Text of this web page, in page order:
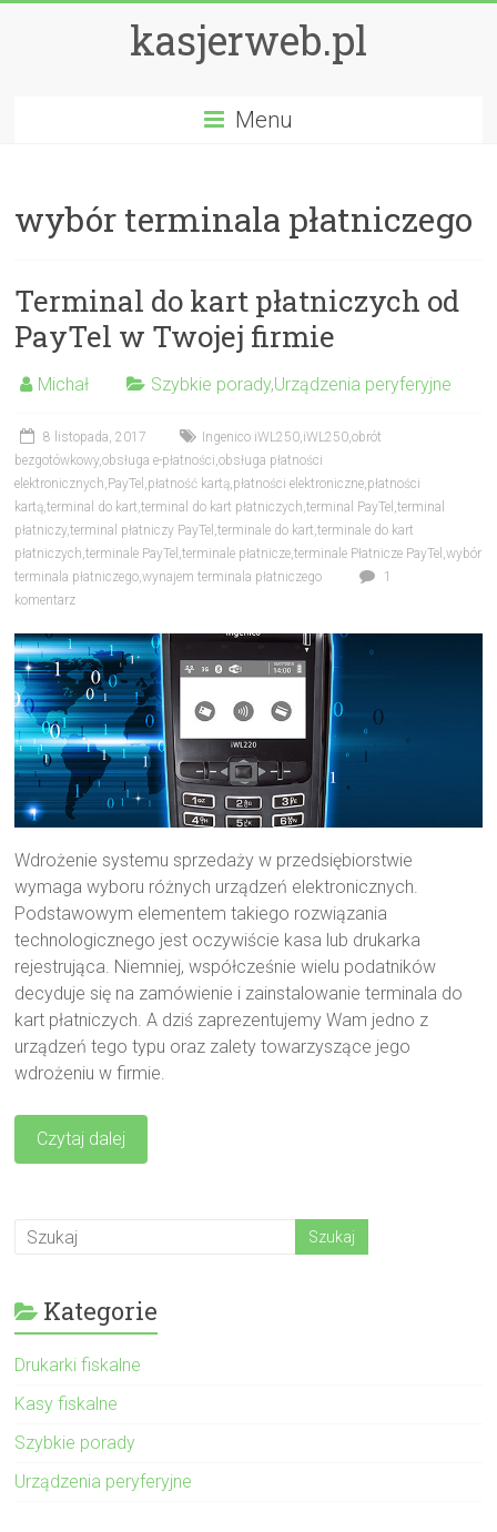
kasjerweb.pl
Menu
wybór terminala płatniczego
Terminal do kart płatniczych od
PayTel w Twojej firmie
Michał Szybkie porady,Urządzenia peryferyjne
8 listopada, 2017 Ingenico iWL250,iWL250,obrót
bezgotówkowy,obsługa e-płatności,obsługa płatności
elektronicznych, PayTel ,płatność kartą,płatności elektroniczne,płatności
kartą,terminal do kart,terminal do kart płatniczych,terminal PayTel ,terminal
płatniczy,terminal płatniczy PayTel ,terminale do kart,terminale do kart
płatniczych,terminale PayTel ,terminale płatnicze,terminale Płatnicze PayTel ,wybór
terminala płatniczego,wynajem terminala płatniczego
1
komentarz
Wdrożenie systemu sprzedaży w przedsiębiorstwie
wymaga wyboru różnych urządzeń elektronicznych.
Podstawowym elementem takiego rozwiązania
technologicznego jest oczywiście kasa lub drukarka
rejestrująca. Niemniej, współcześnie wielu podatników
decyduje się na zamówienie i zainstalowanie terminala do
kart płatniczych. A dziś zaprezentujemy Wam jedno z
urządzeń tego typu oraz zalety towarzyszące jego
wdrożeniu w firmie.
Czytaj dalej
Kategorie
Drukarki fiskalne
Kasy fiskalne
Szybkie porady
Urządzenia peryferyjne